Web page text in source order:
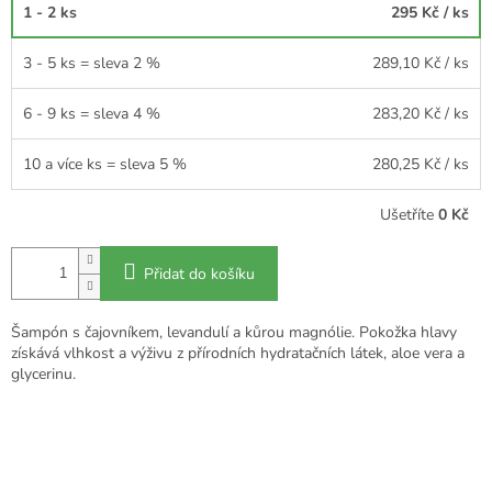
1 - 2 ks 295 Kč / ks
3 - 5 ks = sleva 2 % 289,10 Kč / ks
6 - 9 ks = sleva 4 % 283,20 Kč / ks
10 a více ks = sleva 5 % 280,25 Kč / ks
Ušetříte 0 Kč
Přidat do košíku
Šampón s čajovníkem, levandulí a kůrou magnólie. Pokožka hlavy
získává vlhkost a výživu z přírodních hydratačních látek, aloe vera a
glycerinu.